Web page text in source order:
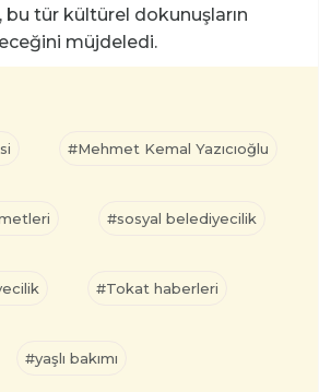
bu tür kültürel dokunuşların
müjdeledi.
#Mehmet Kemal Yazıcıoğlu
#sosyal belediyecilik
#Tokat haberleri
#yaşlı bakımı